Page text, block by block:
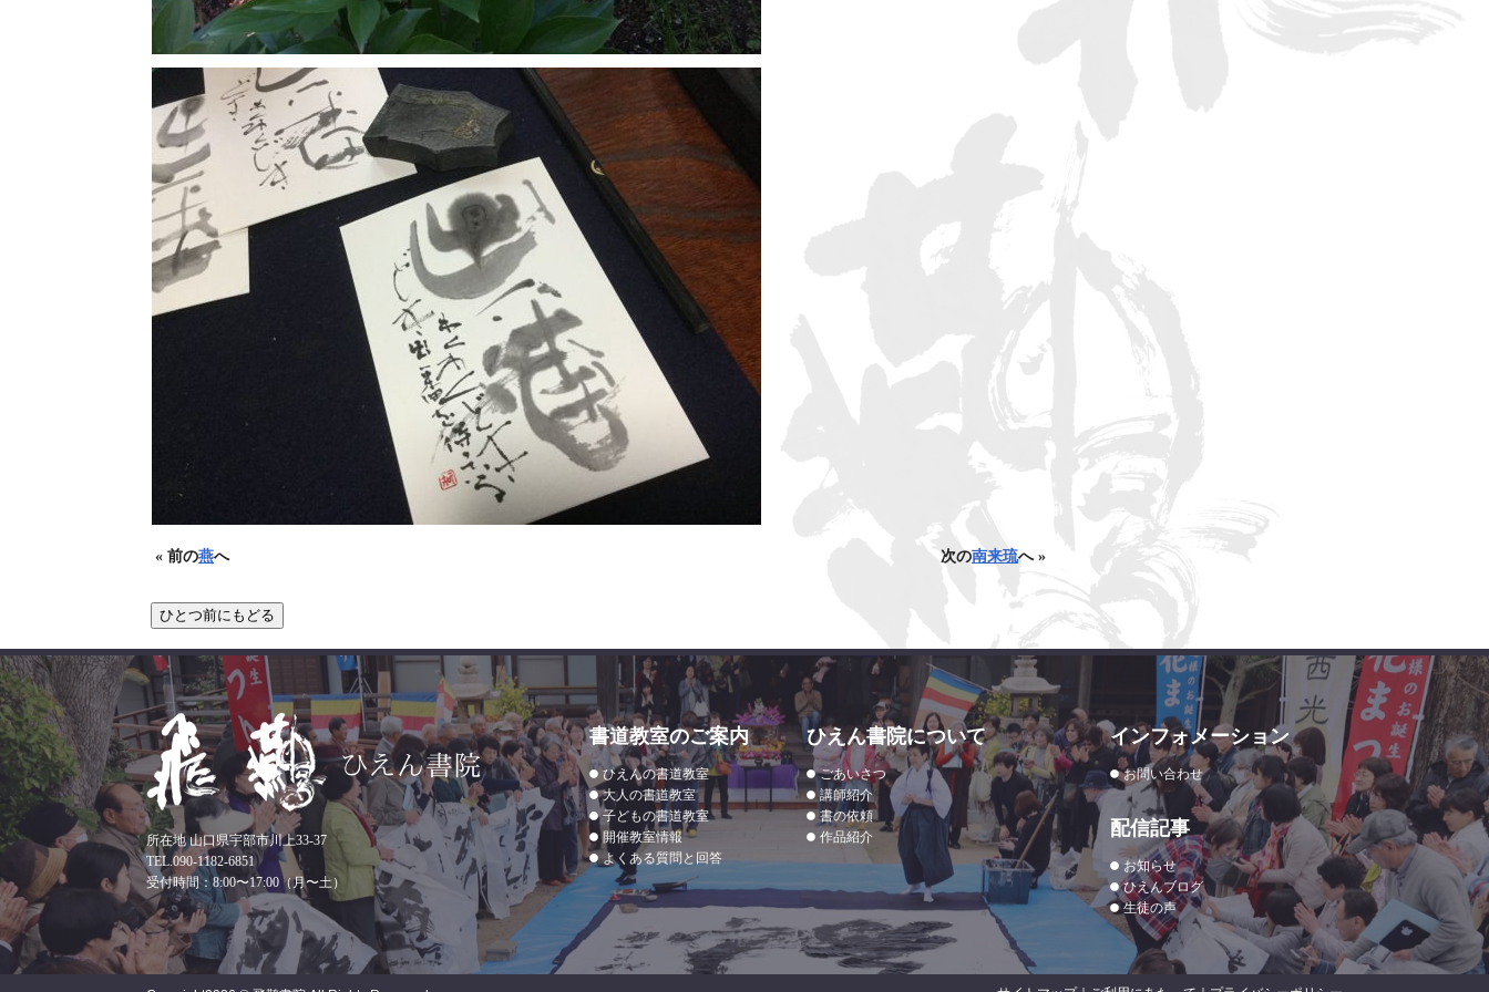
« 前の燕へ 次の南来琉へ »
所在地 山口県宇部市川上33-37
TEL.090-1182-6851
受付時間：8:00〜17:00（月〜土）
書道教室のご案内
ひえんの書道教室
大人の書道教室
子どもの書道教室
開催教室情報
よくある質問と回答
ひえん書院について
ごあいさつ
講師紹介
書の依頼
作品紹介
インフォメーション
お問い合わせ
配信記事
お知らせ
ひえんブログ
生徒の声